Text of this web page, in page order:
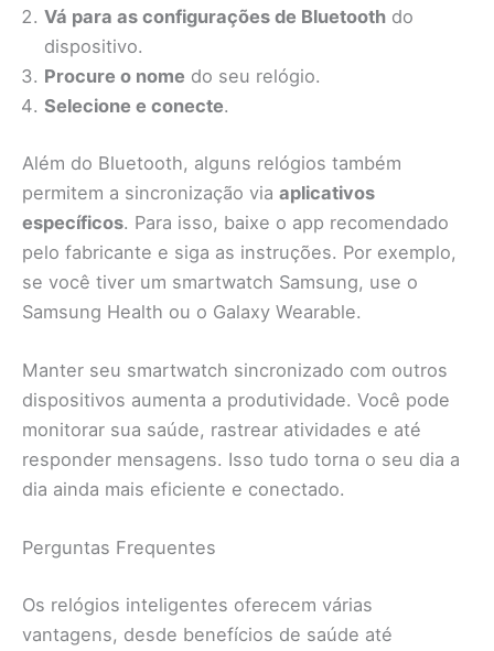
Vá para as configurações de Bluetooth do
dispositivo.
Procure o nome do seu relógio.
Selecione e conecte.
Além do Bluetooth, alguns relógios também
permitem a sincronização via aplicativos
específicos. Para isso, baixe o app recomendado
pelo fabricante e siga as instruções. Por exemplo,
se você tiver um smartwatch Samsung, use o
Samsung Health ou o Galaxy Wearable.
Manter seu smartwatch sincronizado com outros
dispositivos aumenta a produtividade. Você pode
monitorar sua saúde, rastrear atividades e até
responder mensagens. Isso tudo torna o seu dia a
dia ainda mais eficiente e conectado.
Perguntas Frequentes
Os relógios inteligentes oferecem várias
vantagens, desde benefícios de saúde até